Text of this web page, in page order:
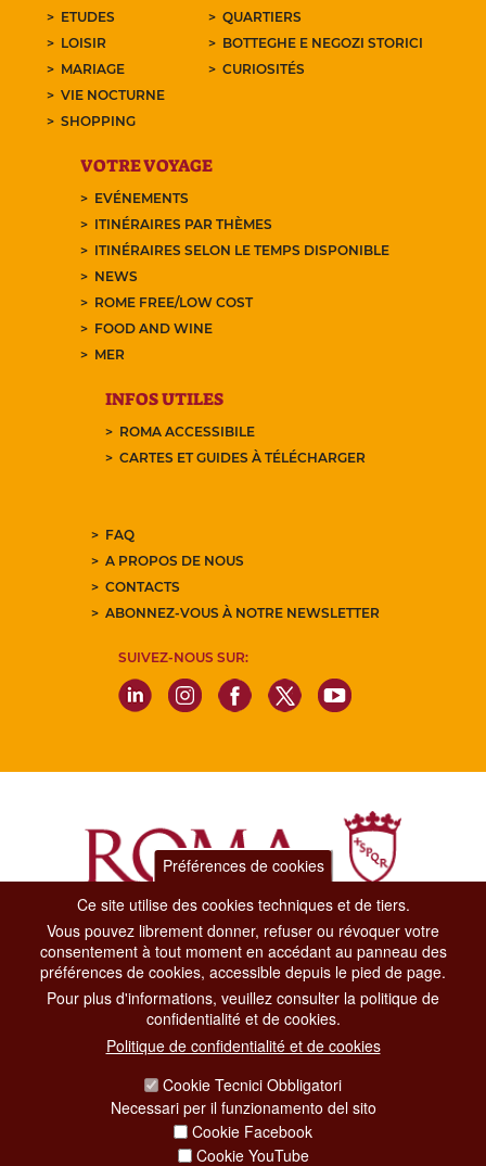
ETUDES
LOISIR
MARIAGE
VIE NOCTURNE
SHOPPING
QUARTIERS
BOTTEGHE E NEGOZI STORICI
CURIOSITÉS
VOTRE VOYAGE
EVÉNEMENTS
ITINÉRAIRES PAR THÈMES
ITINÉRAIRES SELON LE TEMPS DISPONIBLE
NEWS
ROME FREE/LOW COST
FOOD AND WINE
MER
INFOS UTILES
ROMA ACCESSIBILE
CARTES ET GUIDES À TÉLÉCHARGER
FAQ
A PROPOS DE NOUS
CONTACTS
ABONNEZ-VOUS À NOTRE NEWSLETTER
SUIVEZ-NOUS SUR:
Dipartimento Grandi Eventi, Sport, Turismo e Moda.
Via di San Basilio, 51
00187 Roma
CONTACT CENTER TEL. 06 06 08
CONTATTA LA REDAZIONE
Préférences de cookies
Ce site utilise des cookies techniques et de tiers.
Vous pouvez librement donner, refuser ou révoquer votre
consentement à tout moment en accédant au panneau des
préférences de cookies, accessible depuis le pied de page.
Pour plus d'informations, veuillez consulter la politique de
confidentialité et de cookies.
Politique de confidentialité et de cookies
Cookie Tecnici Obbligatori
Necessari per il funzionamento del sito
Cookie Facebook
Cookie YouTube